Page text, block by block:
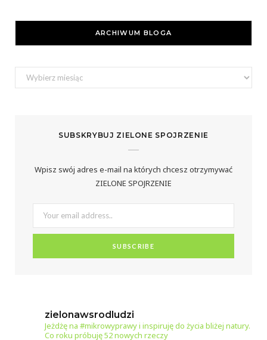
e
b
k
t
a
a
t
e
s
ARCHIWUM BLOGA
Archiwum
bloga
SUBSKRYBUJ ZIELONE SPOJRZENIE
Wpisz swój adres e-mail na których chcesz otrzymywać
ZIELONE SPOJRZENIE
zielonawsrodludzi
Jeżdżę na #mikrowyprawy i inspiruję do życia bliżej natury.
Co roku próbuję 52 nowych rzeczy